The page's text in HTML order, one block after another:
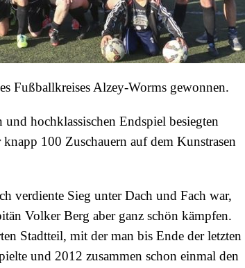
Fußballkreises Alzey-Worms gewonnen.
hochklassischen Endspiel besiegten
100 Zuschauern auf dem Kunstrasen
verdiente Sieg unter Dach und Fach war,
Volker Berg aber ganz schön kämpfen.
Stadtteil, mit der man bis Ende der letzten
und 2012 zusammen schon einmal den